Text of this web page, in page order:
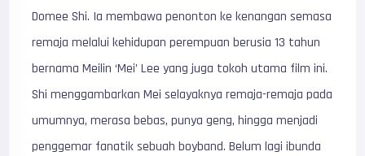
Domee Shi. Ia membawa penonton ke kenangan semasa
remaja melalui kehidupan perempuan berusia 13 tahun
bernama Meilin ‘Mei’ Lee yang juga tokoh utama film ini.
Shi menggambarkan Mei selayaknya remaja-remaja pada
umumnya, merasa bebas, punya geng, hingga menjadi
penggemar fanatik sebuah boyband. Belum lagi ibunda